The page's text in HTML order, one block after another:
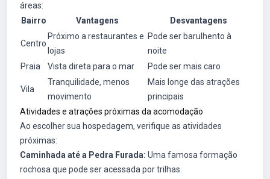
áreas:
Bairro
Vantagens Desvantagens
Centro
Próximo a restaurantes e
lojas
Pode ser barulhento à
noite
Praia
Vista direta para o mar Pode ser mais caro
Vila
Tranquilidade, menos
movimento
Mais longe das atrações
principais
Atividades e atrações próximas da acomodação
Ao escolher sua hospedagem, verifique as atividades
próximas:
Caminhada até a Pedra Furada: Uma famosa formação
rochosa que pode ser acessada por trilhas.